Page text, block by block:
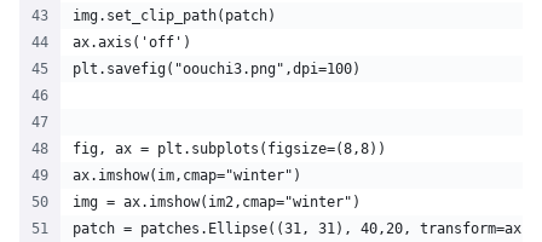
img.set_clip_path(patch)
ax.axis('off')
plt.savefig("oouchi3.png",dpi=100)
fig, ax = plt.subplots(figsize=(8,8))
ax.imshow(im,cmap="winter")
img = ax.imshow(im2,cmap="winter")
patch = patches.Ellipse((31, 31), 40,20,